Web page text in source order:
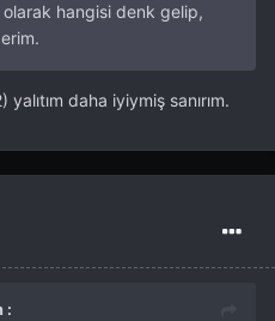
olarak hangisi denk gelip,
daha iyiymiş sanırım.
: